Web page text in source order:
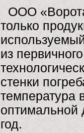
ООО
только
из
стенки
температура
оптимальной
год.